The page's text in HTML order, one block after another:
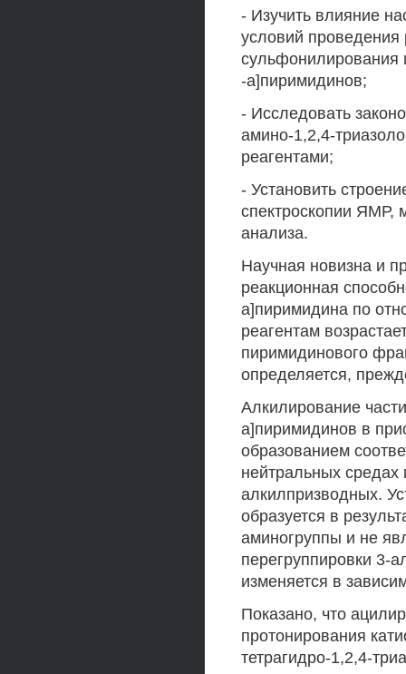
- Изучить влияние
условий проведения
сульфонилирования
-а]пиримидинов;
- Исследовать
амино-1,2,4-
реагентами;
- Установить
спектроскопии ЯМР,
анализа.
Научная новизна и
реакционная
а]пиримидина по
реагентам
пиримидинового
определяется,
Алкилирование
а]пиримидинов в
образованием
нейтральных
алкилпризводных.
образуется в
аминогруппы и не
перегруппировки 3-
изменяется в
Показано, что
протонирования
тетрагидро-1,2,4-